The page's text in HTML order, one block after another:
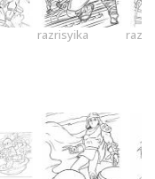
razrisyika